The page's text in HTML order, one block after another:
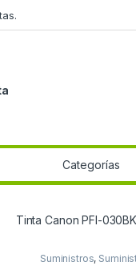
Tinta Canon PFI-
Suministros,